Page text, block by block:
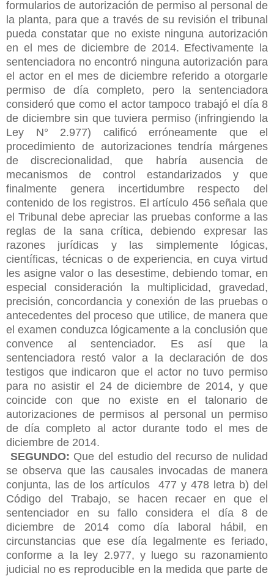
formularios de autorización de permiso al personal de
la planta, para que a través de su revisión el tribunal
pueda constatar que no existe ninguna autorización
en el mes de diciembre de 2014. Efectivamente la
sentenciadora no encontró ninguna autorización para
el actor en el mes de diciembre referido a otorgarle
permiso de día completo, pero la sentenciadora
consideró que como el actor tampoco trabajó el día 8
de diciembre sin que tuviera permiso (infringiendo la
Ley N° 2.977) calificó erróneamente que el
procedimiento de autorizaciones tendría márgenes
de discrecionalidad, que habría ausencia de
mecanismos de control estandarizados y que
finalmente genera incertidumbre respecto del
contenido de los registros. El artículo 456 señala que
el Tribunal debe apreciar las pruebas conforme a las
reglas de la sana crítica, debiendo expresar las
razones jurídicas y las simplemente lógicas,
científicas, técnicas o de experiencia, en cuya virtud
les asigne valor o las desestime, debiendo tomar, en
especial consideración la multiplicidad, gravedad,
precisión, concordancia y conexión de las pruebas o
antecedentes del proceso que utilice, de manera que
el examen conduzca lógicamente a la conclusión que
convence al sentenciador. Es así que la
sentenciadora restó valor a la declaración de dos
testigos que indicaron que el actor no tuvo permiso
para no asistir el 24 de diciembre de 2014, y que
coincide con que no existe en el talonario de
autorizaciones de permisos al personal un permiso
de día completo al actor durante todo el mes de
diciembre de 2014.
SEGUNDO: Que del estudio del recurso de nulidad
se observa que las causales invocadas de manera
conjunta, las de los artículos 477 y 478 letra b) del
Código del Trabajo, se hacen recaer en que el
sentenciador en su fallo considera el día 8 de
diciembre de 2014 como día laboral hábil, en
circunstancias que ese día legalmente es feriado,
conforme a la ley 2.977, y luego su razonamiento
judicial no es reproducible en la medida que parte de